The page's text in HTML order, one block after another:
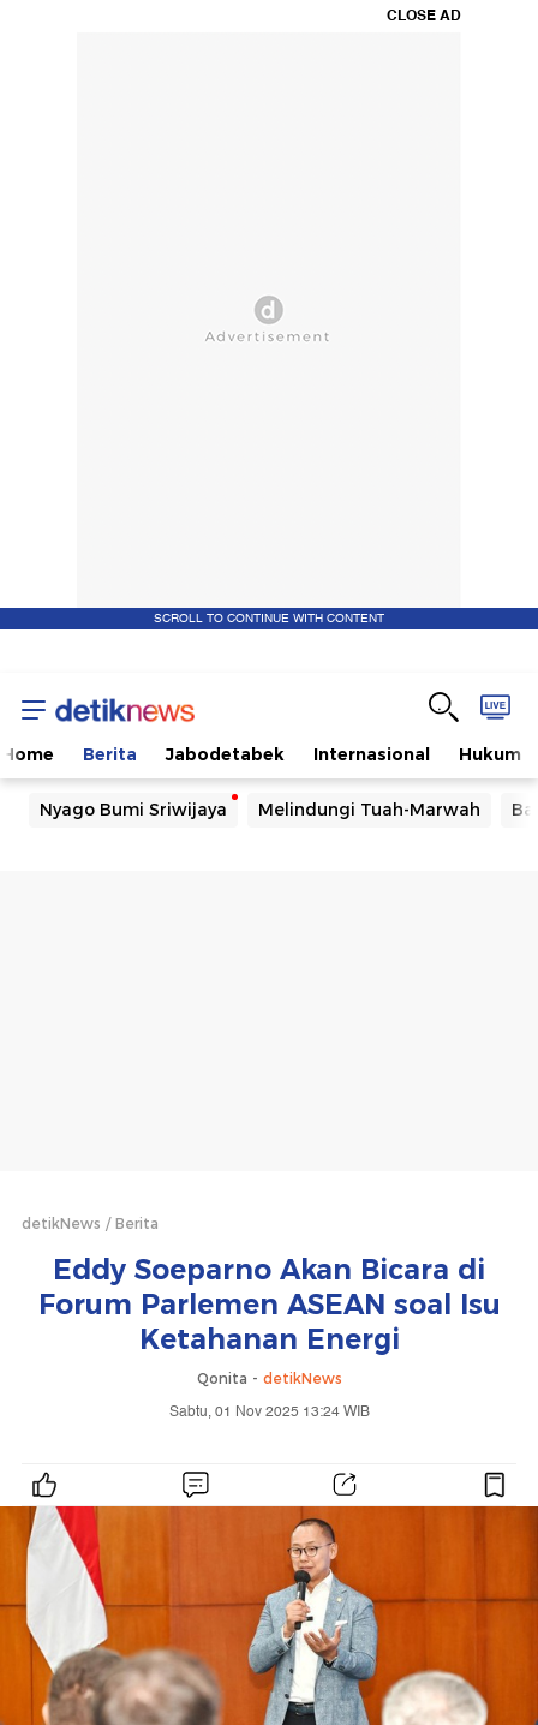
CLOSE AD
SCROLL TO CONTINUE WITH CONTENT
Home Berita Jabodetabek Internasional Hukum
Nyago Bumi Sriwijaya Melindungi Tuah-Marwah
detikNews Berita
Eddy Soeparno Akan Bicara di
Forum Parlemen ASEAN soal Isu
Ketahanan Energi
Qonita - detikNews
Sabtu, 01 Nov 2025 13:24 WIB